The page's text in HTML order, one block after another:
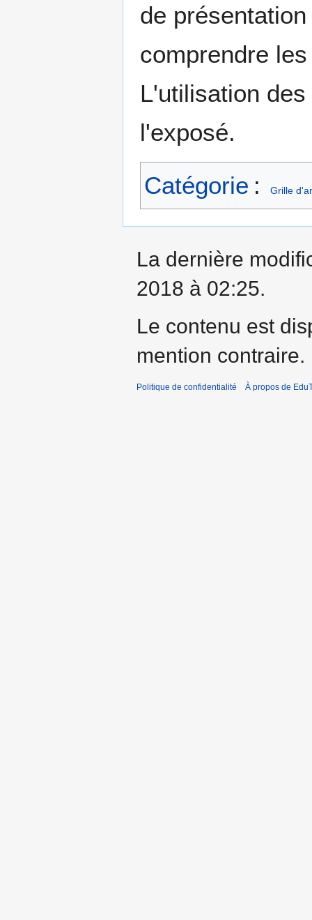
de
comprendre
L'utilisation
l'exposé.
Catégorie : Grille
La dernière
2018 à 02:25.
Le contenu est
mention contraire.
Politique de confidentialité À propos de